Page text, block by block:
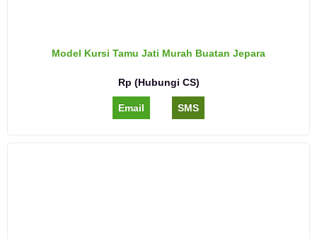
Model Kursi Tamu Jati Murah Buatan Jepara
Rp (Hubungi CS)
Email SMS